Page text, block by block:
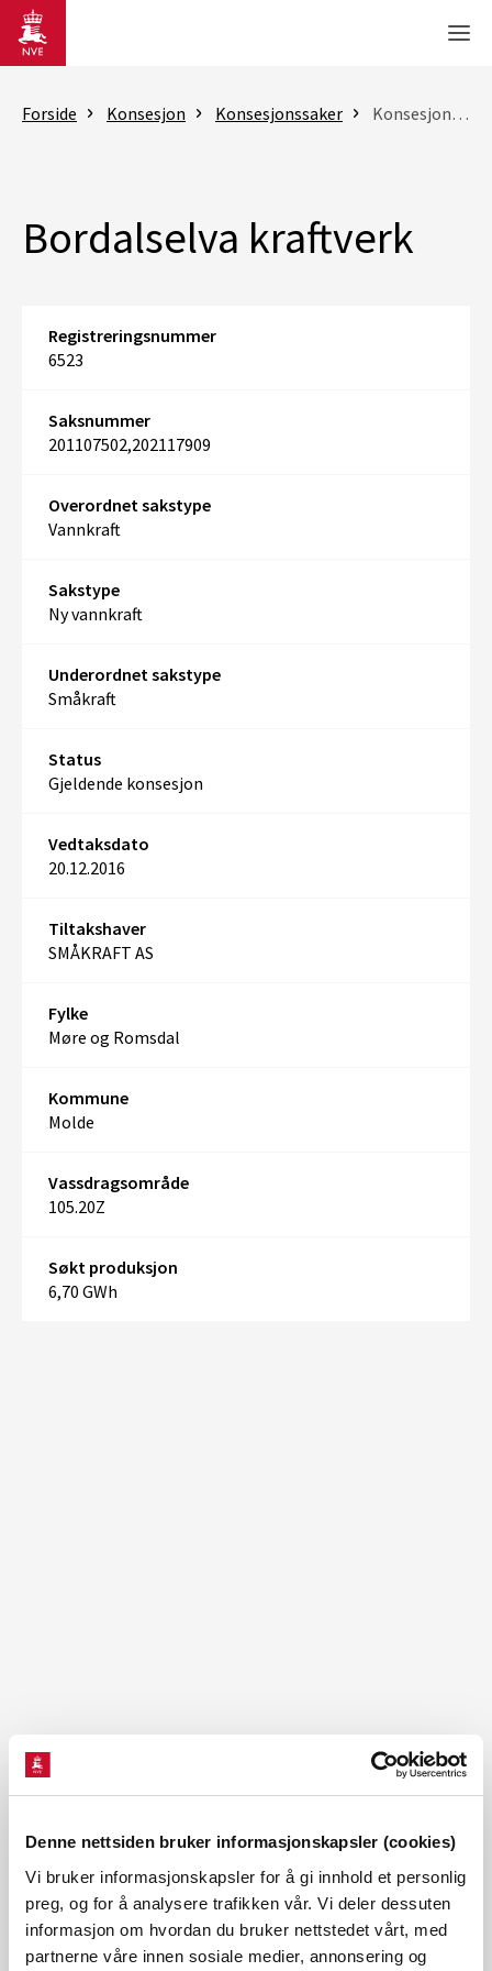
Denne nettsiden bruker informasjonskapsler (cookies)
Vi bruker informasjonskapsler for å gi innhold et personlig
preg, og for å analysere trafikken vår. Vi deler dessuten
informasjon om hvordan du bruker nettstedet vårt, med
partnerne våre innen sosiale medier, annonsering og
Gå til hovedinnhold
Forside Konsesjon Konsesjonssaker Konsesjonssak
Bordalselva kraftverk
Registreringsnummer
6523
Saksnummer
201107502,202117909
Overordnet sakstype
Vannkraft
Sakstype
Ny vannkraft
Underordnet sakstype
Småkraft
Status
Gjeldende konsesjon
Vedtaksdato
20.12.2016
Tiltakshaver
SMÅKRAFT AS
Fylke
Møre og Romsdal
Kommune
Molde
Vassdragsområde
105.20Z
Søkt produksjon
6,70 GWh
Se stort kart i NVE Temakart
Løyve til Bordalselva kraftverk i Molde
NVE gjev Statskog Energi AS løyve til å bygge Bordalselva
kraftverk i Molde kommune i Møre og Romsdal. Kraftverket